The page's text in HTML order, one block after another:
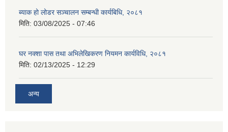
ब्याक हो लोडर सञ्चालन सम्बन्धी कार्यबिधि, २०८१
मिति: 03/08/2025 - 07:46
घर नक्शा पास तथा अभिलेखिकरण नियमन कार्यविधि, २०८१
मिति: 02/13/2025 - 12:29
अन्य